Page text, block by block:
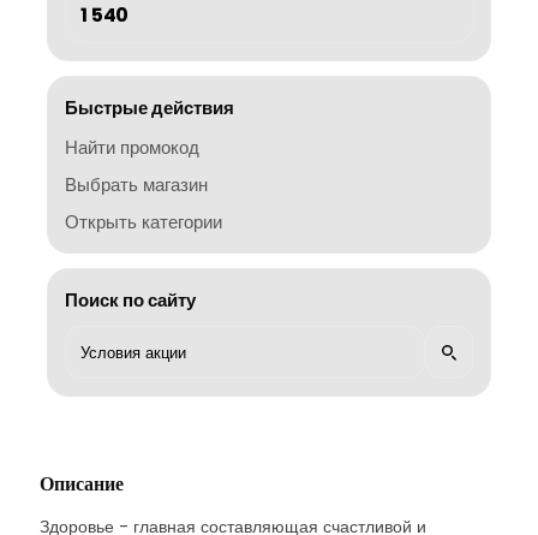
1 540
Быстрые действия
Найти промокод
Выбрать магазин
Открыть категории
Поиск по сайту
Описание
Здоровье - главная составляющая счастливой и